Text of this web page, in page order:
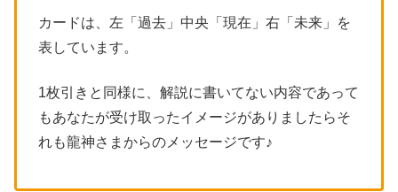
カードは、左「過去」中央「現在」右「未来」を
表しています。
1枚引きと同様に、解説に書いてない内容であって
もあなたが受け取ったイメージがありましたらそ
れも龍神さまからのメッセージです♪